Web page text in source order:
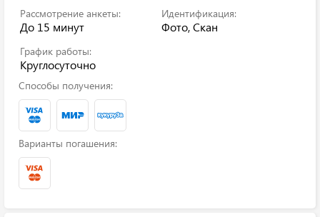
Рассмотрение анкеты:
До 15 минут
Идентификация:
Фото, Скан
График работы:
Круглосуточно
Способы получения:
Варианты погашения: